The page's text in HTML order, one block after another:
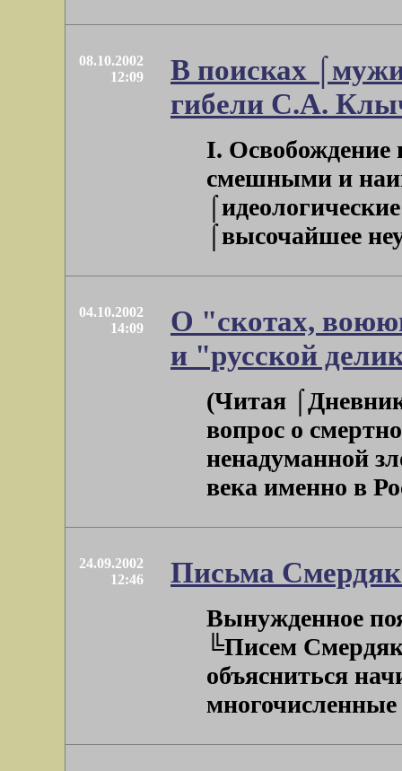
08.10.2002
12:09
В поисках
гибели С.А.
I. Освобождение
смешными и
⌠высочайшее
04.10.2002
14:09
О "скотах,
и "русской
(Читая
вопрос о
ненадуманной
века именно в
24.09.2002
12:46
Письма
Вынужденное
╚Писем
объясниться
многочисленные